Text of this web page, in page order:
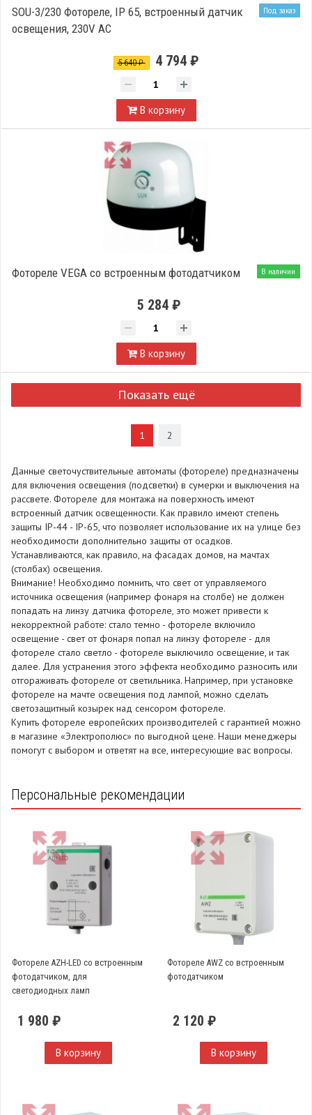
Под заказ
SOU-3/230 Фотореле, IP 65, встроенный датчик
освещения, 230V AC
5 640 ₽ 4 794 ₽
В корзину
В наличии
Фотореле VEGA со встроенным фотодатчиком
5 284 ₽
В корзину
Показать ещё
1 2
Данные светочуствительные автоматы (фотореле) предназначены
для включения освещения (подсветки) в сумерки и выключения на
рассвете. Фотореле для монтажа на поверхность имеют
встроенный датчик освещенности. Как правило имеют степень
защиты IP-44 - IP-65, что позволяет использование их на улице без
необходимости дополнительно защиты от осадков.
Устанавливаются, как правило, на фасадах домов, на мачтах
(столбах) освещения.
Внимание! Необходимо помнить, что свет от управляемого
источника освещения (например фонаря на столбе) не должен
попадать на линзу датчика фотореле, это может привести к
некорректной работе: стало темно - фотореле включило
освещение - свет от фонаря попал на линзу фотореле - для
фотореле стало светло - фотореле выключило освещение, и так
далее. Для устранения этого эффекта необходимо разносить или
отгораживать фотореле от светильника. Например, при установке
фотореле на мачте освещения под лампой, можно сделать
светозащитный козырек над сенсором фотореле.
Купить фотореле европейских производителей с гарантией можно
в магазине «Электрополюс» по выгодной цене. Наши менеджеры
помогут с выбором и ответят на все, интересующие вас вопросы.
Персональные рекомендации
Фотореле AZH-LED со встроенным
фотодатчиком, для
светодиодных ламп
1 980 ₽
В корзину
Фотореле AWZ со встроенным
фотодатчиком
2 120 ₽
В корзину